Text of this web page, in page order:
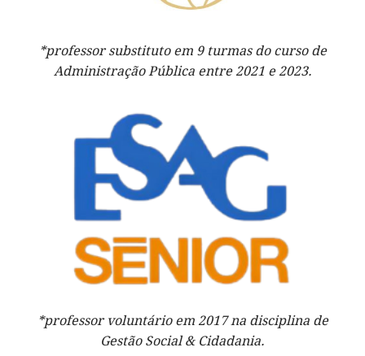
*professor substituto em 9 turmas do curso de
Administração Pública entre 2021 e 2023.
*professor voluntário em 2017 na disciplina de
Gestão Social & Cidadania.